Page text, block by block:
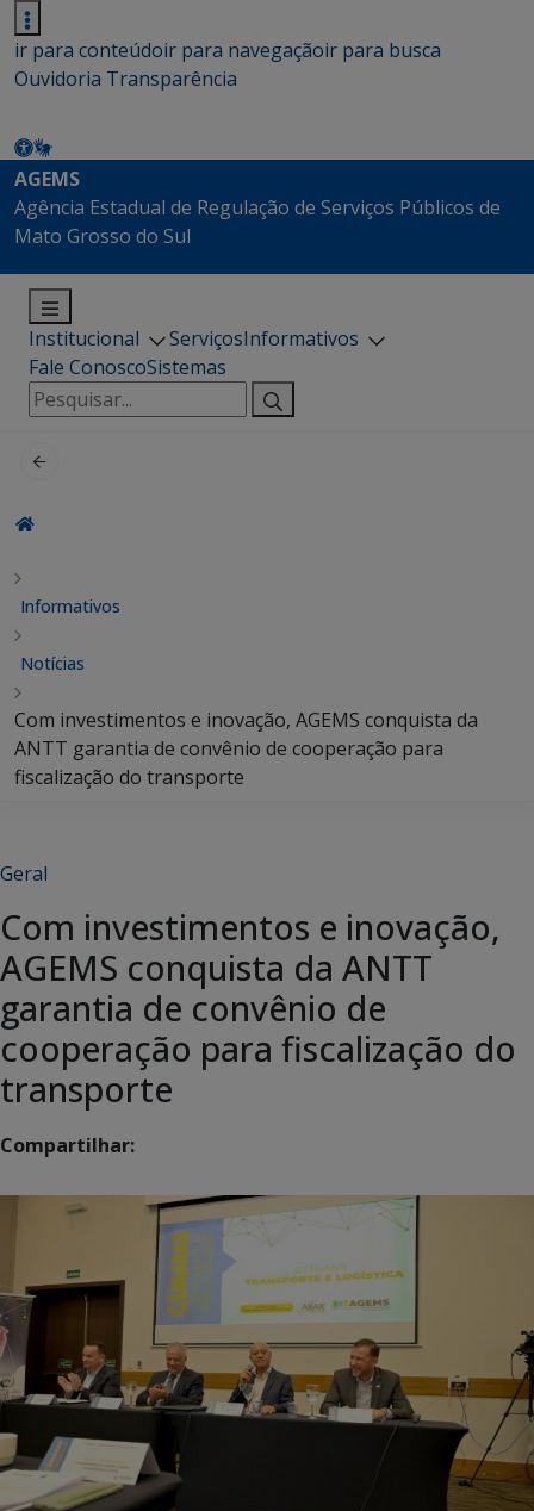
ir para conteúdoir para navegaçãoir para busca
Ouvidoria Transparência
AGEMS
Agência Estadual de Regulação de Serviços Públicos de
Mato Grosso do Sul
Institucional ServiçosInformativos
Fale ConoscoSistemas
Pesquisar
por:
Informativos
Notícias
Com investimentos e inovação, AGEMS conquista da
ANTT garantia de convênio de cooperação para
fiscalização do transporte
Geral
Com investimentos e inovação,
AGEMS conquista da ANTT
garantia de convênio de
cooperação para fiscalização do
transporte
Compartilhar: